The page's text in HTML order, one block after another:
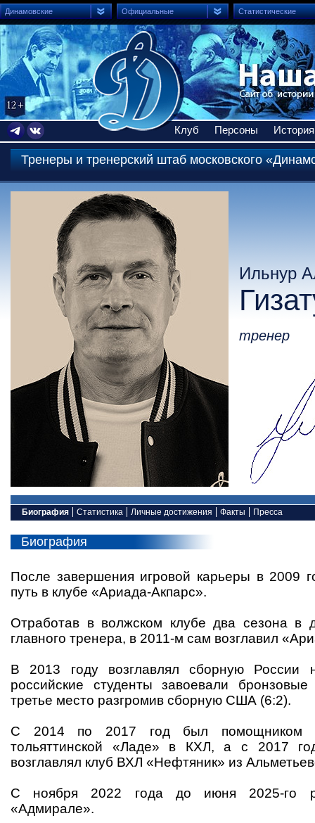
Динамовские Официальные Статистические
Клуб Персоны История
Тренеры и тренерский штаб московского
Ильнур
тренер
Биография
Биография
После завершения игровой карьеры в 2009
путь в клубе «Ариада-Акпарс».
Отработав в волжском клубе два сезона в
главного тренера, в 2011-м сам возглавил
В 2013 году возглавлял сборную России
российские студенты завоевали
третье место разгромив сборную США (6:2).
С 2014 по 2017 год был помощником
тольяттинской «Ладе» в КХЛ, а с 2017
возглавлял клуб ВХЛ «Нефтяник» из
С ноября 2022 года до июня 2025-го
«Адмирале».
Статистика Личные достижения Факты Пресса